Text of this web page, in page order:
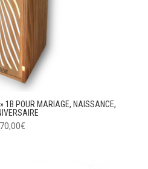
1B POUR MARIAGE, NAISSANCE,
70,00€